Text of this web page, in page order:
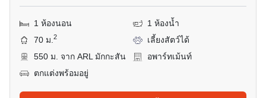
1 ห้องนอน
1 ห้องน้ำ
70 ม.2
เลี้ยงสัตว์ได้
550 ม. จาก ARL มักกะสัน
อพาร์ทเม้นท์
ตกแต่งพร้อมอยู่